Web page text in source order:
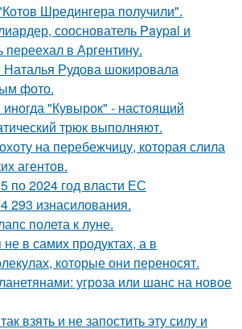
Шредингера получили".
сооснователь Paypal и
переехал в Аргентину.
Рудова шокировала
фото.
"Кувырок" - настоящий
трюк выполняют.
на перебежчицу, которая слила
агентов.
по 2024 год власти ЕС
293 изнасилования.
полета к луне.
не в самих продуктах, а в
которые они переносят.
угроза или шанс на новое
взять и не запостить эту силу и